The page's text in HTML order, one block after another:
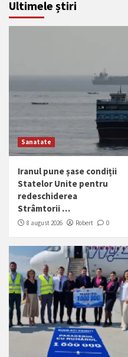
Ultimele știri
Sanatate
Iranul pune șase condiții
Statelor Unite pentru
redeschiderea
Strâmtorii …
8 august 2026 Robert 0